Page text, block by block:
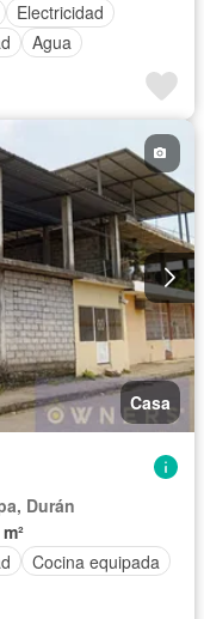
Electricidad
Agua
Casa
Durán
Cocina equipada